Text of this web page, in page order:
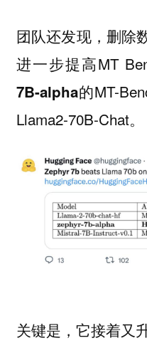
团队还发现， 删除
进一步提高MT
7B-alpha的MT-
Llama2-70B-Chat。
关键是， 它接着又